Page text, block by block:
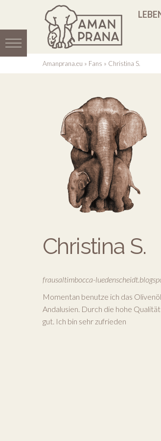
Amanprana.eu » Fans » Christina S.
Christina S.
frausaltimbocca-
Momentan benutze ich das
Andalusien. Durch die hohe
gut. Ich bin sehr zufrieden